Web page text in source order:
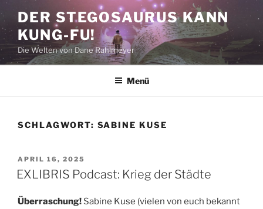
Zum
Inhalt
springen
DER STEGOSAURUS KANN
KUNG-FU!
Die Welten von Dane Rahlmeyer
Menü
SCHLAGWORT: SABINE KUSE
VERÖFFENTLICHT
AM
APRIL 16, 2025
EXLIBRIS Podcast: Krieg der Städte
Überraschung! Sabine Kuse (vielen von euch bekannt